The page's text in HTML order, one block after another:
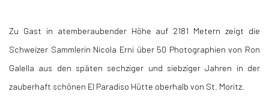
Zu Gast in atemberaubender Höhe auf 2181 Metern zeigt die
Schweizer Sammlerin Nicola Erni über 50 Photographien von Ron
Galella aus den späten sechziger und siebziger Jahren in der
zauberhaft schönen El Paradiso Hütte oberhalb von St. Moritz.